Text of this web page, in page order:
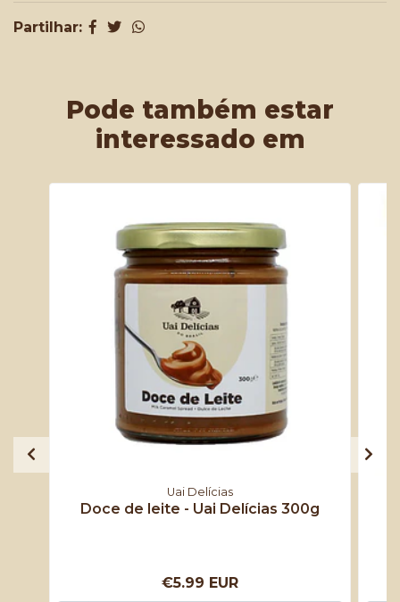
Partilhar:
Pode também estar
interessado em
Uai Delícias
Doce de leite - Uai Delícias 300g
€5.99 EUR